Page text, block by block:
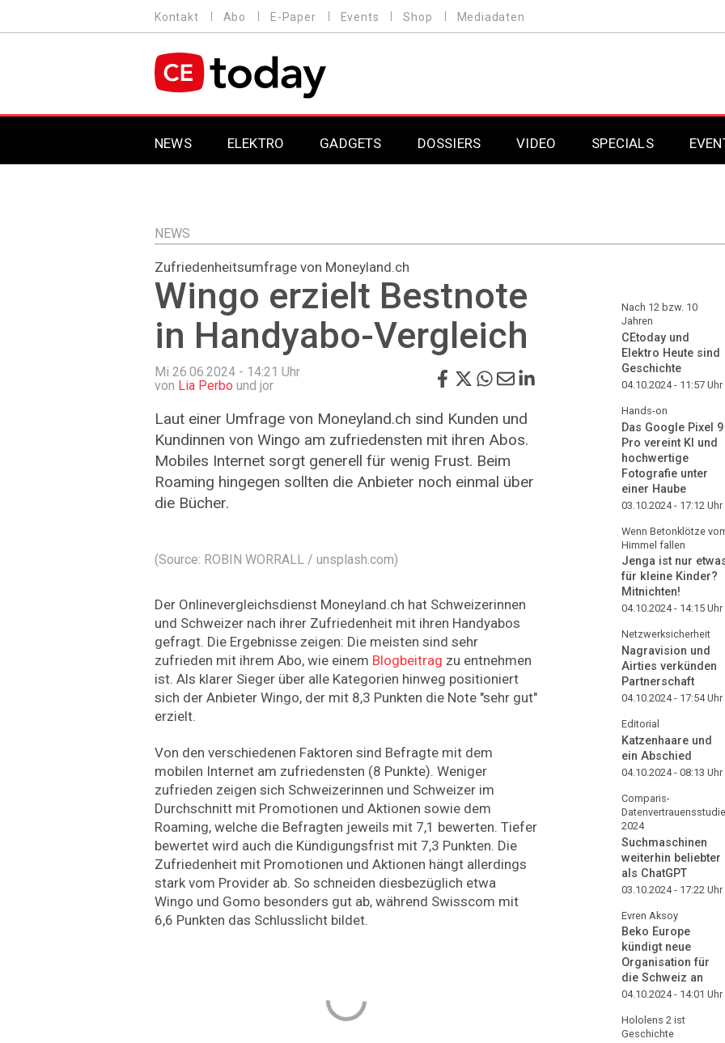
zum
MENU
Kontakt Abo E-Paper Events Shop Mediadaten
MAIN NAVIGATION
NEWS ELEKTRO GADGETS DOSSIERS
DAB+
VIDEO SPECIALS
Professional AV
Professional AV
NEWS
Zufriedenheitsumfrage von Moneyland.ch
Wingo erzielt Bestnote
in Handyabo-Vergleich
Mi 26.06.2024 - 14:21 Uhr
von Lia Perbo und jor
Laut einer Umfrage von Moneyland.ch sind Kunden und
Kundinnen von Wingo am zufriedensten mit ihren Abos.
Mobiles Internet sorgt generell für wenig Frust. Beim
Roaming hingegen sollten die Anbieter noch einmal über
die Bücher.
(Source: ROBIN WORRALL / unsplash.com)
Der Onlinevergleichsdienst Moneyland.ch hat Schweizerinnen
und Schweizer nach ihrer Zufriedenheit mit ihren Handyabos
gefragt. Die Ergebnisse zeigen: Die meisten sind sehr
zufrieden mit ihrem Abo, wie einem Blogbeitrag zu entnehmen
ist. Als klarer Sieger über alle Kategorien hinweg positioniert
sich der Anbieter Wingo, der mit 8,3 Punkten die Note "sehr gut"
erzielt.
Von den verschiedenen Faktoren sind Befragte mit dem
mobilen Internet am zufriedensten (8 Punkte). Weniger
zufrieden zeigen sich Schweizerinnen und Schweizer im
Durchschnitt mit Promotionen und Aktionen sowie dem
Roaming, welche die Befragten jeweils mit 7,1 bewerten. Tiefer
bewertet wird auch die Kündigungsfrist mit 7,3 Punkten. Die
Zufriedenheit mit Promotionen und Aktionen hängt allerdings
stark vom Provider ab. So schneiden diesbezüglich etwa
Wingo und Gomo besonders gut ab, während Swisscom mit
6,6 Punkten das Schlusslicht bildet.
Nach 12 bzw. 10
Jahren
CEtoday und
Elektro Heute sind
Geschichte
04.10.2024 - 11:57 Uhr
Hands-on
Das Google Pixel 9
Pro vereint KI und
hochwertige
Fotografie unter
einer Haube
03.10.2024 - 17:12 Uhr
Wenn Betonklötze
Himmel fallen
Jenga ist nur
für kleine Kinder?
Mitnichten!
04.10.2024 - 14:15 Uhr
Netzwerksicherheit
Nagravision und
Airties verkünden
Partnerschaft
04.10.2024 - 17:54Uhr
Editorial
Katzenhaare und
ein Abschied
04.10.2024 - 08:13 Uhr
Comparis-
Datenvertrauensstudie
2024
Suchmaschinen
weiterhin beliebter
als ChatGPT
03.10.2024 - 17:22 Uhr
Evren Aksoy
Beko Europe
kündigt neue
Organisation für
die Schweiz an
04.10.2024 - 14:01 Uhr
Hololens 2 ist
Geschichte